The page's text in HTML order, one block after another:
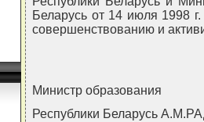
Беларусь от 14 июля 1998
совершенствованию и
Министр образования
Республики Беларусь